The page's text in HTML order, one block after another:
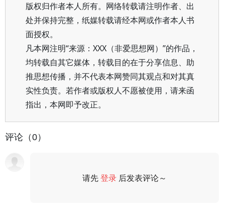
版权归作者本人所有。网络转载请注明作者、出
处并保持完整，纸媒转载请经本网或作者本人书
面授权。
凡本网注明“来源：XXX（非爱思想网）”的作品，
均转载自其它媒体，转载目的在于分享信息、助
推思想传播，并不代表本网赞同其观点和对其真
实性负责。若作者或版权人不愿被使用，请来函
指出，本网即予改正。
评论（0）
请先登录 后发表评论～